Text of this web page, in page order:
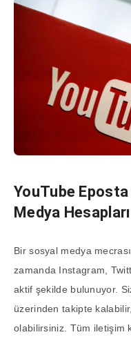
YouTube
Medya Hesapları
Bir sosyal medya mecrası
zamanda Instagram,
aktif şekilde bulunuyor.
üzerinden takipte
olabilirsiniz. Tüm iletişim